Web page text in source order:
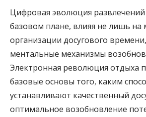
Цифровая эволюция
базовом плане, влияя не лишь на
организации досугового
ментальные механизмы
Электронная революция отдыха
базовые основы того, каким
устанавливают качественный
оптимальное возобновление